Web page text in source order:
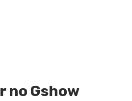
no Gshow